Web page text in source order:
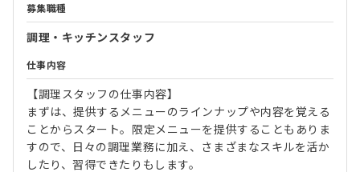
募集職種
調理・キッチンスタッフ
仕事内容
【調理スタッフの仕事内容】
まずは、提供するメニューのラインナップや内容を覚える
ことからスタート。限定メニューを提供することもありま
すので、日々の調理業務に加え、さまざまなスキルを活か
したり、習得できたりもします。